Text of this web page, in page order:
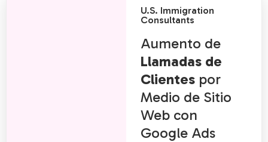
U.S. Immigration
Consultants
Aumento de
Llamadas de
Clientes por
Medio de Sitio
Web con
Google Ads